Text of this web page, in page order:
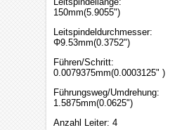
150mm(5.9055")
Leitspindeldurchmesser:
Φ9.53mm(0.3752")
Führen/Schritt:
0.0079375mm(0.0003125" )
Führungsweg/Umdrehung:
1.5875mm(0.0625")
Anzahl Leiter: 4